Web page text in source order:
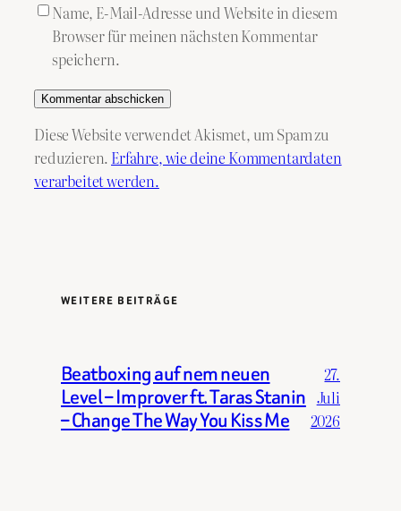
Name, E-Mail-Adresse und Website in diesem
Browser für meinen nächsten Kommentar
speichern.
Diese Website verwendet Akismet, um Spam zu
reduzieren. Erfahre, wie deine Kommentardaten
verarbeitet werden.
WEITERE BEITRÄGE
Beatboxing auf nem neuen
Level – Improver ft. Taras Stanin
– Change The Way You Kiss Me
27.
Juli
2026